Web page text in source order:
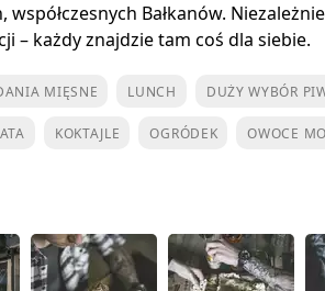
współczesnych Bałkanów.
– każdy znajdzie tam coś dla siebie.
MIĘSNE LUNCH DUŻY WYBÓR
KOKTAJLE OGRÓDEK OWOCE